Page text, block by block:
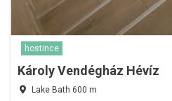
hostince
Károly Vendégház Hévíz
Lake Bath 600 m